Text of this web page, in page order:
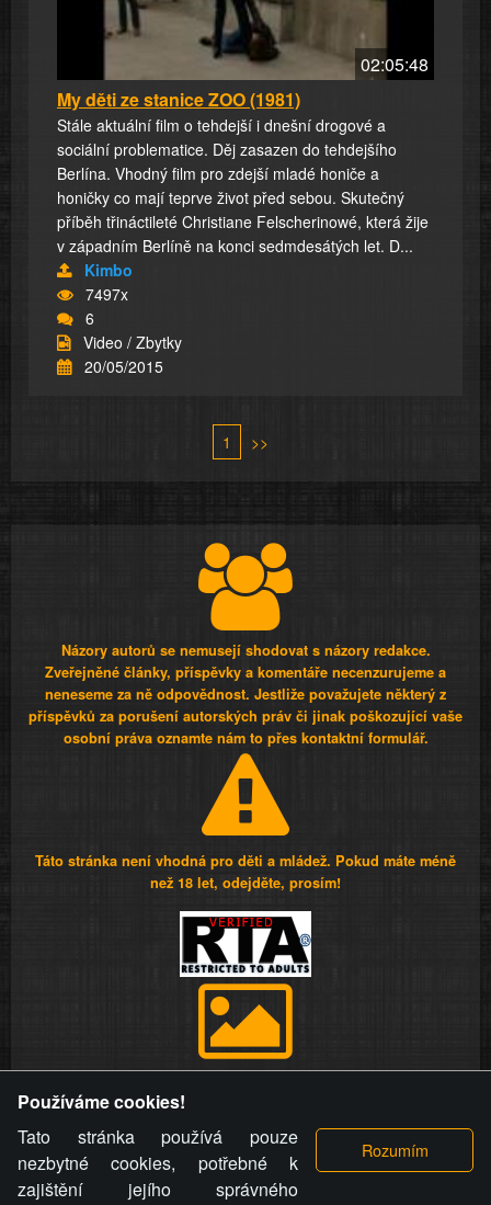
02:05:48
My děti ze stanice ZOO (1981)
Stále aktuální film o tehdejší i dnešní drogové a
sociální problematice. Děj zasazen do tehdejšího
Berlína. Vhodný film pro zdejší mladé honiče a
honičky co mají teprve život před sebou. Skutečný
příběh třináctileté Christiane Felscherinowé, která žije
v západním Berlíně na konci sedmdesátých let. D...
Kimbo
7497x
6
Video / Zbytky
20/05/2015
1 >>
Názory autorů se nemusejí shodovat s názory redakce.
Zveřejněné články, příspěvky a komentáře necenzurujeme a
neneseme za ně odpovědnost. Jestliže považujete některý z
příspěvků za porušení autorských práv či jinak poškozující vaše
osobní práva oznamte nám to přes kontaktní formulář.
Táto stránka není vhodná pro děti a mládež. Pokud máte méně
než 18 let, odejděte, prosím!
videa a komentáře. Osoba, které se toto opatření provozovatele
stránky týče, ani osoba, která umístila fotografii nebo video na
stránku, nemůže z důvodu odstranění fotografie, videa nebo
komentáře pro výše uvedenou okolnost uplatnit vůči
provozovateli stránky žádný nárok na náhradu škody nebo
Používáme cookies!
Tato stránka používá pouze
nezbytné cookies, potřebné k
zajištění jejího správného